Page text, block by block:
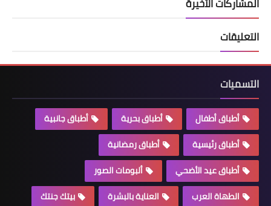
التعليقات
التسميات
أطباق أطفال أطباق بحرية
أطباق جانبية
أطباق رئيسية
أطباق رمضانية
أطباق عيد الأضحي
ألبومات الصور
الطهاة العرب
العناية بالبشرة
بيتك جنتك